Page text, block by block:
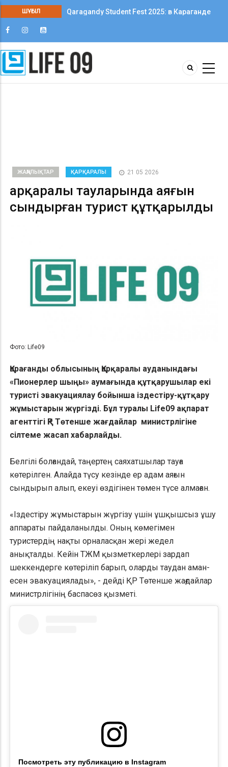
ШҰҒЫЛ
Qaragandy Student Fest 2025: в Караганде
ЖАҢАЛЫҚТАР ҚАРҚАРАЛЫ 21 05 2026
Қарқаралы тауларында аяғын
сындырған турист құтқарылды
Фото: Life09
Қарағанды облысының Қарқаралы ауданындағы
«Пионерлер шыңы» аумағында құтқарушылар екі
туристі эвакуациялау бойынша іздестіру-құтқару
жұмыстарын жүргізді. Бұл туралы Life09 ақпарат
агенттігі ҚР Төтенше жағдайлар министрлігіне
сілтеме жасап хабарлайды.
Белгілі болғандай, таңертең саяхатшылар тауға
көтерілген. Алайда түсу кезінде ер адам аяғын
сындырып алып, екеуі өздігінен төмен түсе алмаған.
«Іздестіру жұмыстарын жүргізу үшін ұшқышсыз ұшу
аппараты пайдаланылды. Оның көмегімен
туристердің нақты орналасқан жері жедел
анықталды. Кейін ТЖМ қызметкерлері зардап
шеккендерге көтеріліп барып, оларды таудан аман-
есен эвакуациялады», - дейді ҚР Төтенше жағдайлар
министрлігінің баспасөз қызметі.
Посмотреть эту публикацию в Instagram